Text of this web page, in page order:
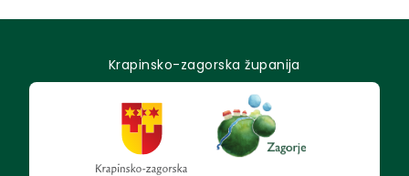
Krapinsko-zagorska županija